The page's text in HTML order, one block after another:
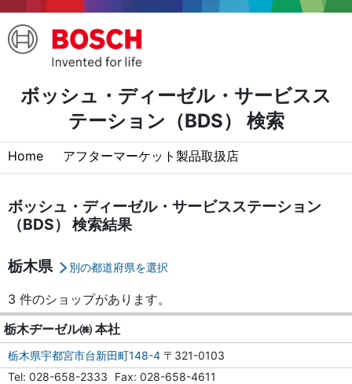
ボッシュ・ディーゼル・サービスス
テーション（BDS） 検索
Home アフターマーケット製品取扱店
ボッシュ・ディーゼル・サービスステーション
（BDS） 検索結果
栃木県 別の都道府県を選択
3 件のショップがあります。
栃木ヂーゼル㈱ 本社
栃木県宇都宮市台新田町148-4 〒321-0103
Tel 028-658-2333 Fax 028-658-4611